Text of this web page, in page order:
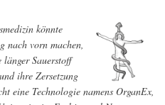
könnte
nach vorn machen,
länger Sauerstoff
ihre Zersetzung
eine Technologie namens OrganEx,